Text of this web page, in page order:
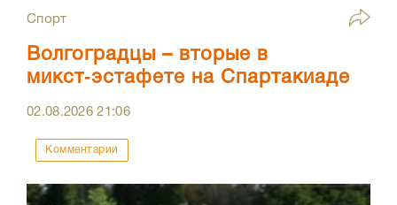
Спорт
Волгоградцы – вторые в
микст‑эстафете на Спартакиаде
02.08.202621:06
Комментарии